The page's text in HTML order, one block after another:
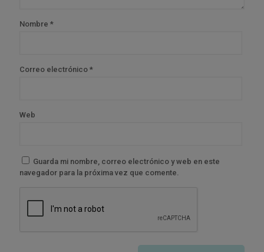
Nombre *
Correo electrónico *
Web
Guarda mi nombre, correo electrónico y web en este
navegador para la próxima vez que comente.